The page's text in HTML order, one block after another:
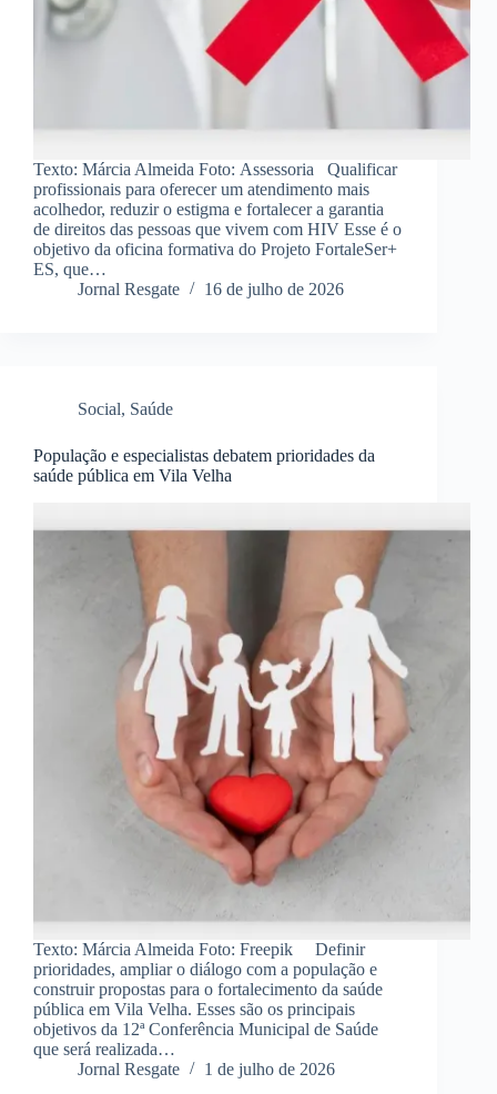
Texto: Márcia Almeida Foto: Assessoria Qualificar
profissionais para oferecer um atendimento mais
acolhedor, reduzir o estigma e fortalecer a garantia
de direitos das pessoas que vivem com HIV Esse é o
objetivo da oficina formativa do Projeto FortaleSer+
ES, que…
Jornal Resgate
16 de julho de 2026
Social, Saúde
População e especialistas debatem prioridades da
saúde pública em Vila Velha
Texto: Márcia Almeida Foto: Freepik Definir
prioridades, ampliar o diálogo com a população e
construir propostas para o fortalecimento da saúde
pública em Vila Velha. Esses são os principais
objetivos da 12ª Conferência Municipal de Saúde
que será realizada…
Jornal Resgate
1 de julho de 2026